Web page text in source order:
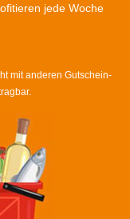
jede Woche
mit anderen Gutschein-